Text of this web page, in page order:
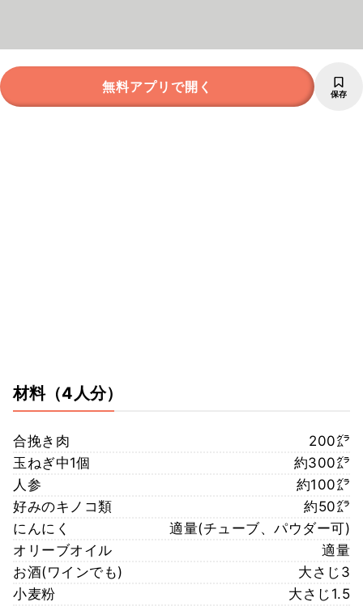
無料アプリで開く 保存
材料（4人分）
合挽き肉
200㌘
玉ねぎ中1個
約300㌘
人参
約100㌘
好みのキノコ類
約50㌘
にんにく
適量(チューブ、パウダー可)
オリーブオイル
適量
お酒(ワインでも)
大さじ3
小麦粉
大さじ1.5